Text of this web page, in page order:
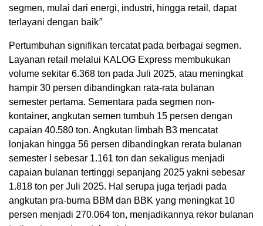
segmen, mulai dari energi, industri, hingga retail, dapat
terlayani dengan baik”
Pertumbuhan signifikan tercatat pada berbagai segmen.
Layanan retail melalui KALOG Express membukukan
volume sekitar 6.368 ton pada Juli 2025, atau meningkat
hampir 30 persen dibandingkan rata-rata bulanan
semester pertama. Sementara pada segmen non-
kontainer, angkutan semen tumbuh 15 persen dengan
capaian 40.580 ton. Angkutan limbah B3 mencatat
lonjakan hingga 56 persen dibandingkan rerata bulanan
semester I sebesar 1.161 ton dan sekaligus menjadi
capaian bulanan tertinggi sepanjang 2025 yakni sebesar
1.818 ton per Juli 2025. Hal serupa juga terjadi pada
angkutan pra-burna BBM dan BBK yang meningkat 10
persen menjadi 270.064 ton, menjadikannya rekor bulanan